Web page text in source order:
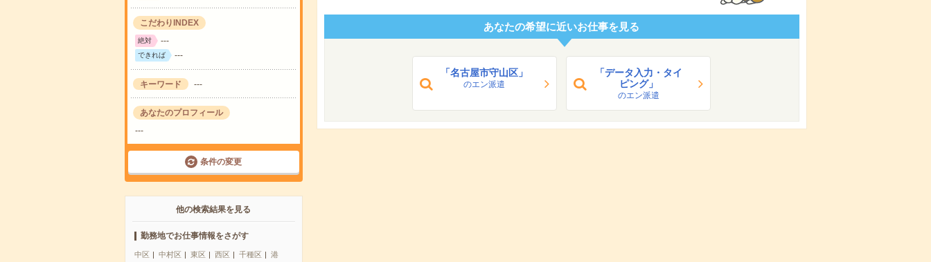
こだわりINDEX
絶対 ---
できれば ---
キーワード ---
あなたのプロフィール
---
条件の変更
他の検索結果を見る
勤務地でお仕事情報をさがす
中区 中村区 東区 西区 千種区
港
あなたの希望に近いお仕事を見る
「名古屋市守山区」
のエン派遣
「データ入力・タイ
ピング」
のエン派遣